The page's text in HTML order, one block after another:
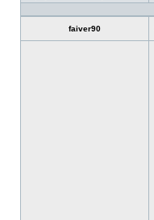
faiver90